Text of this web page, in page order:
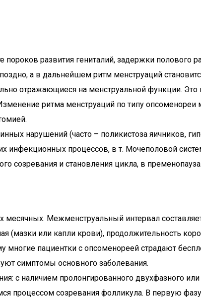
развития гениталий, задержки полового
а в дальнейшем ритм менструаций
отражающиеся на менструальной функции.
ритма менструаций по типу
нарушений (часто – поликистоза яичников,
инфекционных процессов, в т. Мочеполовой
созревания и становления цикла, в
Межменструальный интервал
(мазки или капли крови), продолжительность
многие пациентки с опсоменореей страдают
симптомы основного заболевания.
с наличием пролонгированного двухфазного
процессом созревания фолликула. В первую